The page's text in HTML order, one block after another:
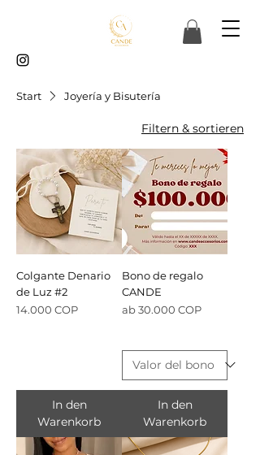
Start Joyería y Bisutería
Filtern & sortieren
Colgante Denario
de Luz #2
Preis
14.000 COP
In den
Warenkorb
Bono de regalo
CANDE
ab30.000 COP
Sale-Preis
In den
Warenkorb